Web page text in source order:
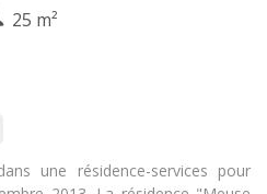
chaleureuse
25 m²
une résidence-services pour